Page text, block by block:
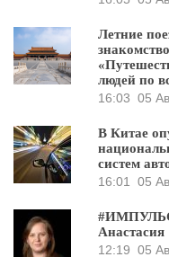
Летние
людей по
16:03 05
В Китае
систем
16:01 05
Анастасия
12:19 05